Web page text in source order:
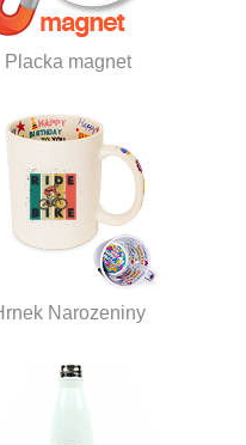
Placka magnet
Narozeniny